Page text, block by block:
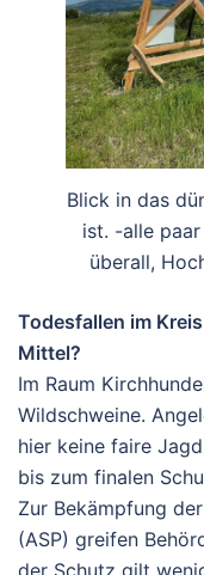
Blick in das
ist. -alle
überall,
Todesfallen im
Mittel?
Im Raum
Wildschweine.
hier keine faire
bis zum finalen
Zur Bekämpfung
(ASP) greifen
der Schutz gilt